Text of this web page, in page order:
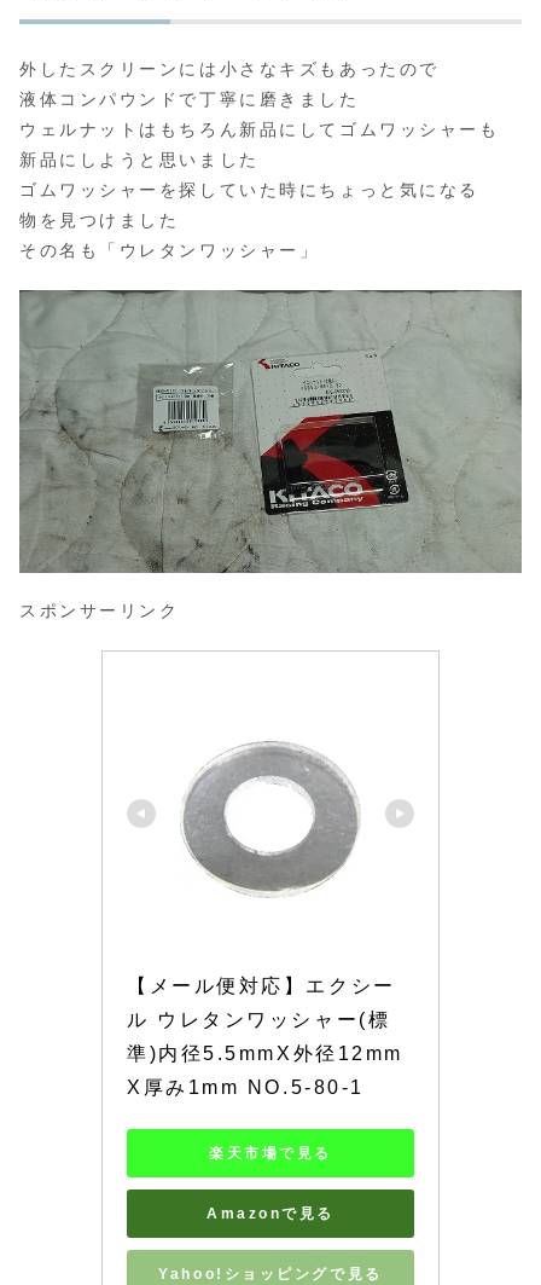
外したスクリーンには小さなキズもあったので
液体コンパウンドで丁寧に磨きました
ウェルナットはもちろん新品にしてゴムワッシャーも
新品にしようと思いました
ゴムワッシャーを探していた時にちょっと気になる
物を見つけました
その名も「ウレタンワッシャー」
スポンサーリンク
【メール便対応】エクシー
ル ウレタンワッシャー(標
準)内径5.5mmX外径12mm
X厚み1mm NO.5-80-1
楽天市場で見る
Amazonで見る
Yahoo!ショッピングで見る